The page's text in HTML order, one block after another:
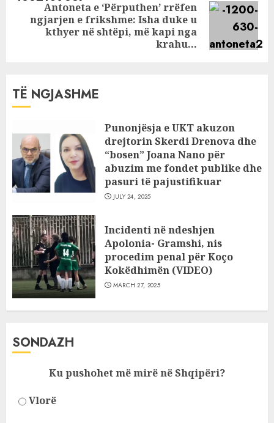
Next
Antoneta e ‘Përputhen’ rrëfen
ngjarjen e frikshme: Isha duke u
kthyer në shtëpi, më kapi nga
krahu…
TË NGJASHME
Punonjësja e UKT akuzon
drejtorin Skerdi Drenova dhe
“bosen” Joana Nano për
abuzim me fondet publike dhe
pasuri të pajustifikuar
JULY 24, 2025
Incidenti në ndeshjen
Apolonia- Gramshi, nis
procedim penal për Koço
Kokëdhimën (VIDEO)
MARCH 27, 2025
SONDAZH
Ku pushohet më mirë në Shqipëri?
Vlorë